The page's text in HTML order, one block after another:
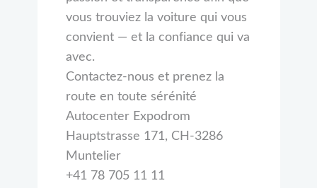
vous trouviez la voiture qui vous
convient — et la confiance qui va
avec.
Contactez-nous et prenez la
route en toute sérénité
Autocenter Expodrom
Hauptstrasse 171, CH-3286
Muntelier
+41 78 705 11 11